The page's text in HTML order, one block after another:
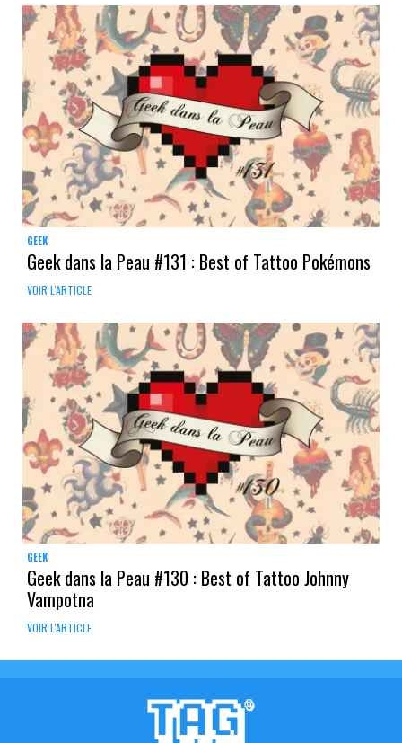
GEEK
Geek dans la Peau #131 : Best of Tattoo Pokémons
VOIR L'ARTICLE
GEEK
Geek dans la Peau #130 : Best of Tattoo Johnny
Vampotna
VOIR L'ARTICLE